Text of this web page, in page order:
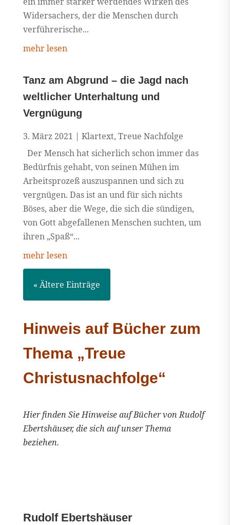
Widersachers, der die Menschen durch
verführerische...
mehr lesen
Tanz am Abgrund – die Jagd nach
weltlicher Unterhaltung und
Vergnügung
3. März 2021 | Klartext, Treue Nachfolge
Der Mensch hat sicherlich schon immer das
Bedürfnis gehabt, von seinen Mühen im
Arbeitsprozeß auszuspannen und sich zu
vergnügen. Das ist an und für sich nichts
Böses, aber die Wege, die sich die sündigen,
von Gott abgefallenen Menschen suchten, um
ihren „Spaß“...
mehr lesen
« Ältere Einträge
Hinweis auf Bücher zum
Thema „Treue
Christusnachfolge“
Hier finden Sie Hinweise auf Bücher von Rudolf
Ebertshäuser, die sich auf unser Thema
beziehen.
Rudolf Ebertshäuser